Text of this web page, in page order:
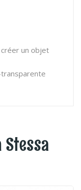
un objet
Stessa